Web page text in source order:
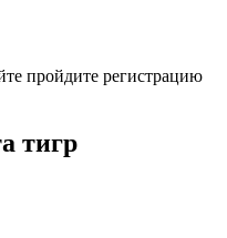
пройдите регистрацию
тигр